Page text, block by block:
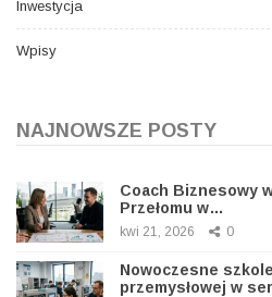
Inwestycja
Wpisy
NAJNOWSZE POSTY
Coach Biznesowy
Przełomu w…
kwi 21, 2026 0
Nowoczesne
przemysłowej w